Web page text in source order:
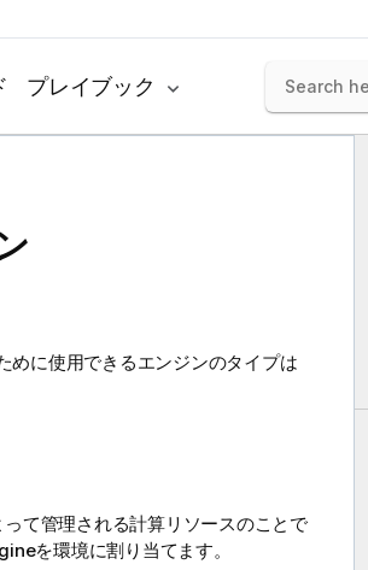
プレイブック
めに使用できるエンジンのタイプは
って管理される計算リソースのことで
を環境に割り当てます。